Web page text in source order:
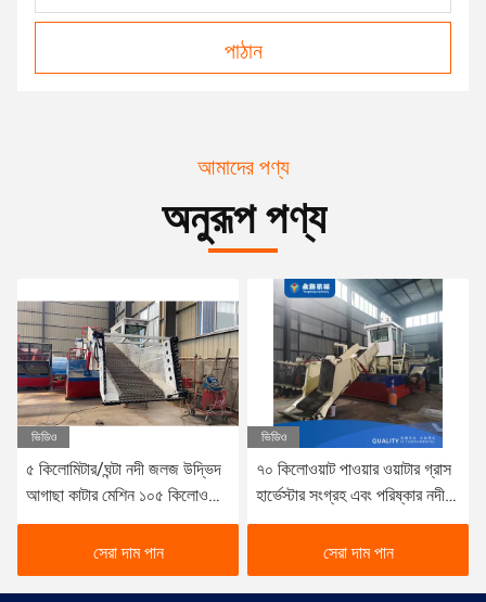
পাঠান
আমাদের পণ্য
অনুরূপ পণ্য
ঘন্টা নদী জলজ উদ্ভিদ
মেশিন ১০৫ কিলোওয়াট
নৌকা ১০ ঘন ঘন
৭০ কিলোওয়াট পাওয়ার ওয়াটার গ্রাস
হার্ভেস্টার সংগ্রহ এবং পরিষ্কার নদী
জলজ উদ্ভিদ হার্ভেস্টার
ভিডিও
16 সিবিএম
হার্ভেস্টার